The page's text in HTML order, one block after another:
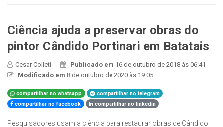
Ciência ajuda a preservar obras do
pintor Cândido Portinari em Batatais
Cesar Colleti Publicado em 16 de outubro de 2018 às 06:41
Modificado em 8 de outubro de 2020 às 19:05
compartilhar no whatsapp
compartilhar no telegram
compartilhar no facebook
compartilhar no linkedin
Pesquisadores usam a ciência para restaurar obras de Cândido